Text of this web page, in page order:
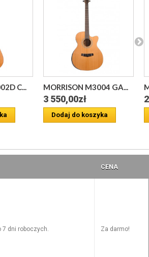
C... MORRISON M3004 GA...
3 550,00zł
Dodaj do koszyka
CENA
7 dni roboczych. Za darmo!